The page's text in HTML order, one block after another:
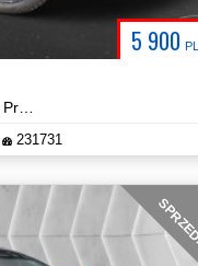
5 900
231731